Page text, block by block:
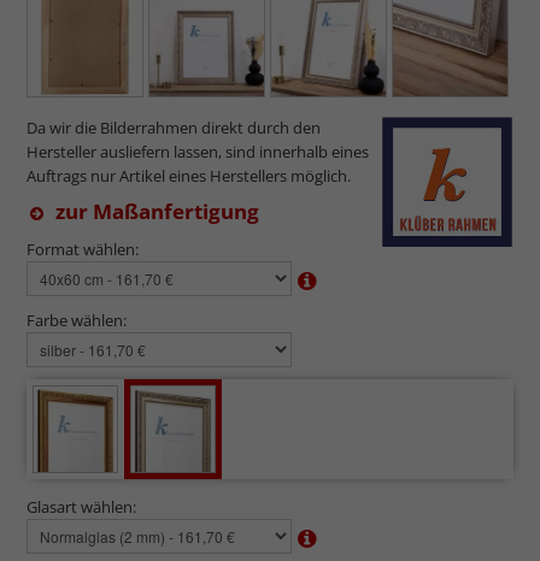
Da wir die Bilderrahmen direkt durch den
Hersteller ausliefern lassen, sind innerhalb eines
Auftrags nur Artikel eines Herstellers möglich.
zur Maßanfertigung
Format wählen:
Farbe wählen:
Glasart wählen: